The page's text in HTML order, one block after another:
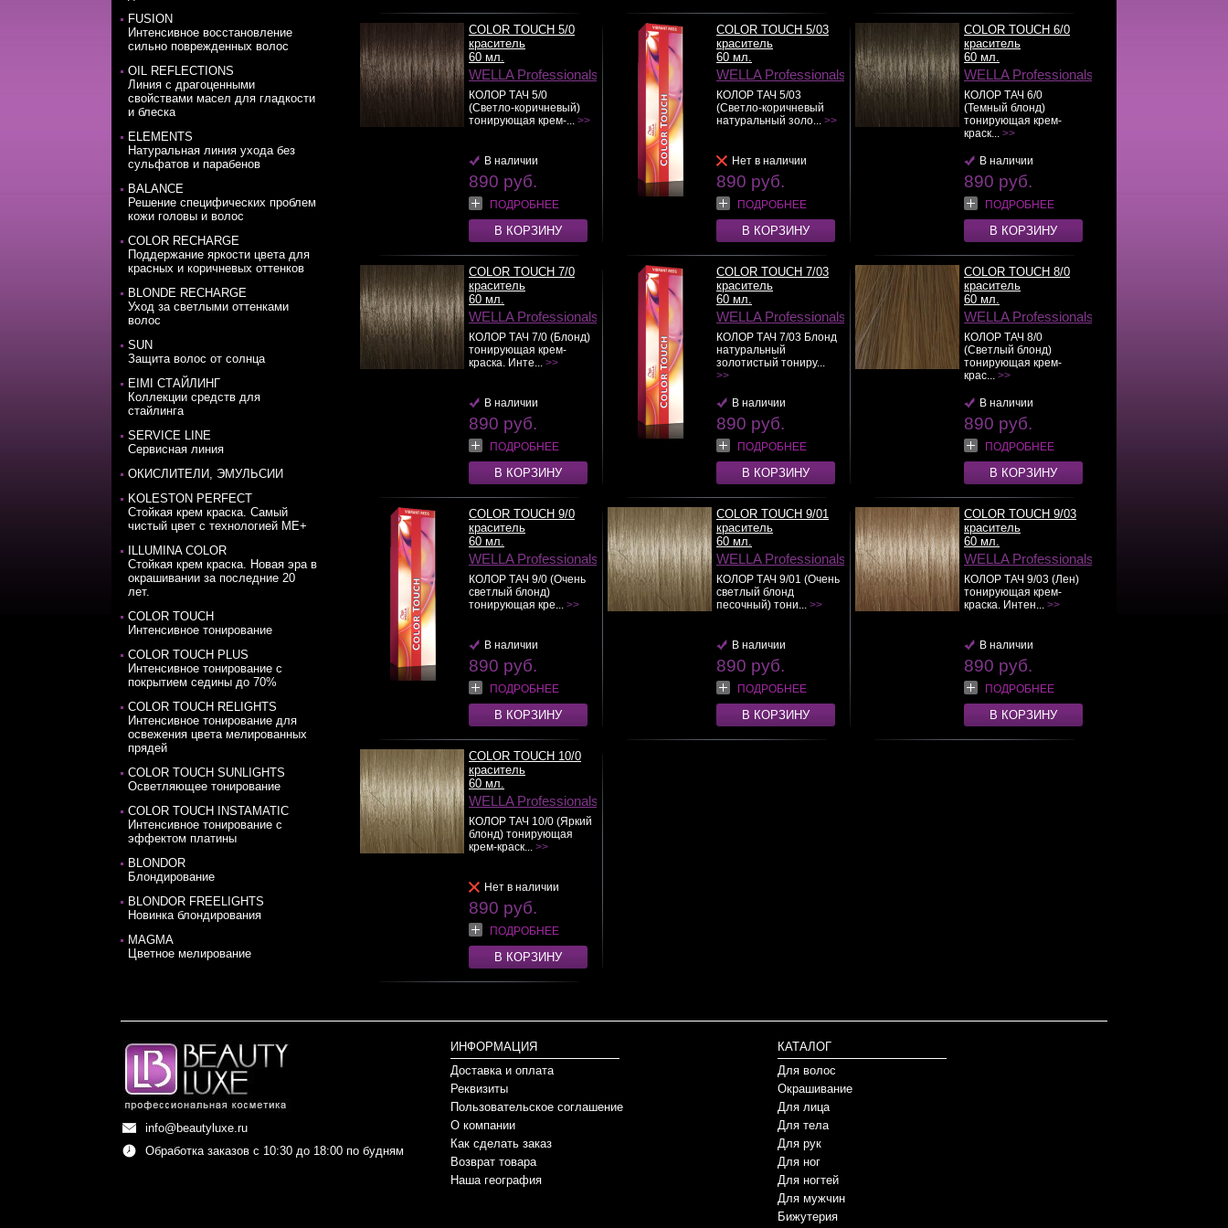
FUSION
Интенсивное восстановление
сильно поврежденных волос
OIL REFLECTIONS
Линия с драгоценными
свойствами масел для гладкости
и блеска
ELEMENTS
Натуральная линия ухода без
сульфатов и парабенов
BALANCE
Решение специфических проблем
кожи головы и волос
COLOR RECHARGE
Поддержание яркости цвета для
красных и коричневых оттенков
BLONDE RECHARGE
Уход за светлыми оттенками
волос
SUN
Защита волос от солнца
EIMI СТАЙЛИНГ
Коллекции средств для
стайлинга
SERVICE LINE
Сервисная линия
ОКИСЛИТЕЛИ, ЭМУЛЬСИИ
KOLESTON PERFECT
Стойкая крем краска. Самый
чистый цвет с технологией ME+
ILLUMINA COLOR
Стойкая крем краска. Новая эра в
окрашивании за последние 20
лет.
COLOR TOUCH
Интенсивное тонирование
COLOR TOUCH PLUS
Интенсивное тонирование с
покрытием седины до 70%
COLOR TOUCH RELIGHTS
Интенсивное тонирование для
освежения цвета мелированных
прядей
COLOR TOUCH SUNLIGHTS
Осветляющее тонирование
COLOR TOUCH INSTAMATIC
Интенсивное тонирование с
эффектом платины
BLONDOR
Блондирование
BLONDOR FREELIGHTS
Новинка блондирования
MAGMA
Цветное мелирование
COLOR TOUCH 5/0
краситель
60 мл.
WELLA Professionals
КОЛОР ТАЧ 5/0
(Светло-коричневый)
тонирующая крем-... >>
В наличии
890 руб.
ПОДРОБНЕЕ
В КОРЗИНУ
COLOR TOUCH 5/03
краситель
60 мл.
WELLA Professionals
КОЛОР ТАЧ 5/03
(Светло-коричневый
натуральный золо... >>
Нет в наличии
890 руб.
ПОДРОБНЕЕ
В КОРЗИНУ
COLOR TOUCH 6/0
краситель
60 мл.
WELLA Professionals
КОЛОР ТАЧ 6/0
(Темный блонд)
тонирующая крем-
краск... >>
В наличии
890 руб.
ПОДРОБНЕЕ
В КОРЗИНУ
COLOR TOUCH 7/0
краситель
60 мл.
WELLA Professionals
КОЛОР ТАЧ 7/0 (Блонд)
тонирующая крем-
краска. Инте... >>
В наличии
890 руб.
ПОДРОБНЕЕ
В КОРЗИНУ
COLOR TOUCH 7/03
краситель
60 мл.
WELLA Professionals
КОЛОР ТАЧ 7/03 Блонд
натуральный
золотистый тониру...
>>
В наличии
890 руб.
ПОДРОБНЕЕ
В КОРЗИНУ
COLOR TOUCH 8/0
краситель
60 мл.
WELLA Professionals
КОЛОР ТАЧ 8/0
(Светлый блонд)
тонирующая крем-
крас... >>
В наличии
890 руб.
ПОДРОБНЕЕ
В КОРЗИНУ
COLOR TOUCH 9/0
краситель
60 мл.
WELLA Professionals
КОЛОР ТАЧ 9/0 (Очень
светлый блонд)
тонирующая кре... >>
В наличии
890 руб.
ПОДРОБНЕЕ
В КОРЗИНУ
COLOR TOUCH 9/01
краситель
60 мл.
WELLA Professionals
КОЛОР ТАЧ 9/01 (Очень
светлый блонд
песочный) тони... >>
В наличии
890 руб.
ПОДРОБНЕЕ
В КОРЗИНУ
COLOR TOUCH 9/03
краситель
60 мл.
WELLA Professionals
КОЛОР ТАЧ 9/03 (Лен)
тонирующая крем-
краска. Интен... >>
В наличии
890 руб.
ПОДРОБНЕЕ
В КОРЗИНУ
COLOR TOUCH 10/0
краситель
60 мл.
WELLA Professionals
КОЛОР ТАЧ 10/0 (Яркий
блонд) тонирующая
крем-краск... >>
Нет в наличии
890 руб.
ПОДРОБНЕЕ
В КОРЗИНУ
info@beautyluxe.ru
Обработка заказов с 10:30 до 18:00 по будням
ИНФОРМАЦИЯ
Доставка и оплата
Реквизиты
Пользовательское соглашение
О компании
Как сделать заказ
Возврат товара
Наша география
КАТАЛОГ
Для волос
Окрашивание
Для лица
Для тела
Для рук
Для ног
Для ногтей
Для мужчин
Бижутерия